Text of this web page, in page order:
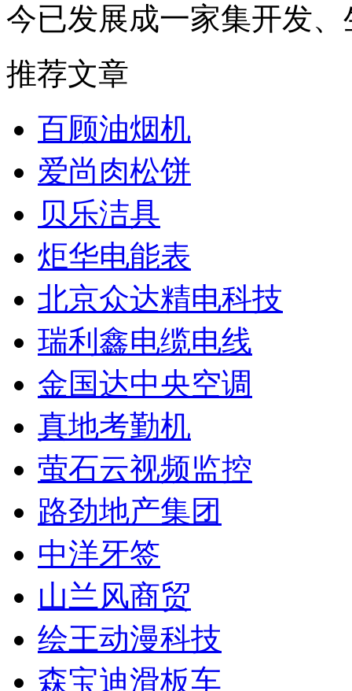
今已发展成一家集开发
推荐文章
百顾油烟机
爱尚肉松饼
贝乐洁具
炬华电能表
北京众达精电科技
瑞利鑫电缆电线
金国达中央空调
真地考勤机
萤石云视频监控
路劲地产集团
中洋牙签
山兰风商贸
绘王动漫科技
森宝迪滑板车